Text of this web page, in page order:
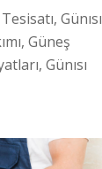
Günısı
Güneş
Günısı